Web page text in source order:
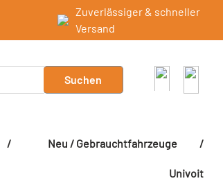
Zuverlässiger & schneller
Versand
Suchen
/ Neu / Gebrauchtfahrzeuge /
Univoit